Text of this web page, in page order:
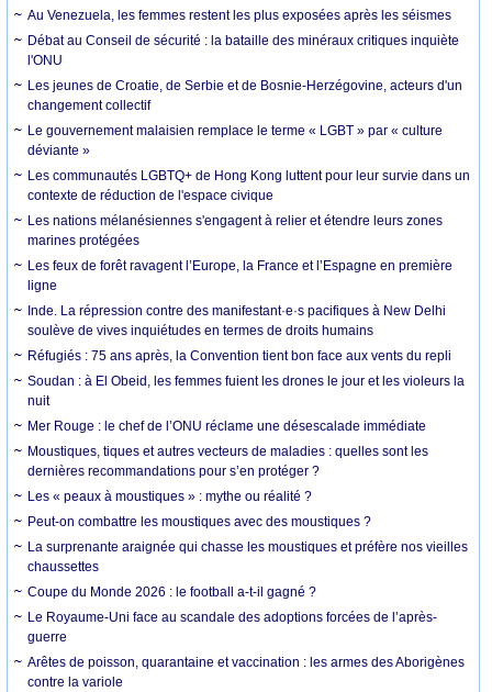
Au Venezuela, les femmes restent les plus exposées après les séismes
Débat au Conseil de sécurité : la bataille des minéraux critiques inquiète
l'ONU
Les jeunes de Croatie, de Serbie et de Bosnie-Herzégovine, acteurs d'un
changement collectif
Le gouvernement malaisien remplace le terme « LGBT » par « culture
déviante »
Les communautés LGBTQ+ de Hong Kong luttent pour leur survie dans un
contexte de réduction de l'espace civique
Les nations mélanésiennes s'engagent à relier et étendre leurs zones
marines protégées
Les feux de forêt ravagent l’Europe, la France et l’Espagne en première
ligne
Inde. La répression contre des manifestant·e·s pacifiques à New Delhi
soulève de vives inquiétudes en termes de droits humains
Réfugiés : 75 ans après, la Convention tient bon face aux vents du repli
Soudan : à El Obeid, les femmes fuient les drones le jour et les violeurs la
nuit
Mer Rouge : le chef de l’ONU réclame une désescalade immédiate
Moustiques, tiques et autres vecteurs de maladies : quelles sont les
dernières recommandations pour s’en protéger ?
Les « peaux à moustiques » : mythe ou réalité ?
Peut-on combattre les moustiques avec des moustiques ?
La surprenante araignée qui chasse les moustiques et préfère nos vieilles
chaussettes
Coupe du Monde 2026 : le football a-t-il gagné ?
Le Royaume-Uni face au scandale des adoptions forcées de l’après-
guerre
Arêtes de poisson, quarantaine et vaccination : les armes des Aborigènes
contre la variole